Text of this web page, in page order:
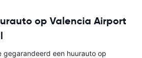
op Valencia Airport
gegarandeerd een huurauto op